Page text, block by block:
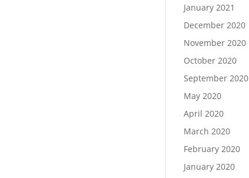
January 2021
December 2020
November 2020
October 2020
September 2020
May 2020
April 2020
March 2020
February 2020
January 2020